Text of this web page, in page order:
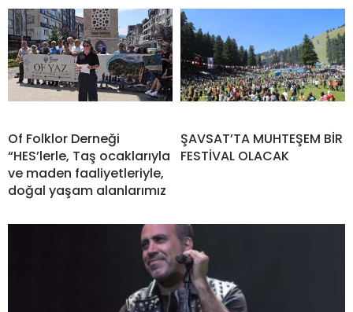
Of Folklor Derneği
“HES’lerle, Taş ocaklarıyla
ve maden faaliyetleriyle,
doğal yaşam alanlarımız
ŞAVSAT’TA MUHTEŞEM BİR
FESTİVAL OLACAK